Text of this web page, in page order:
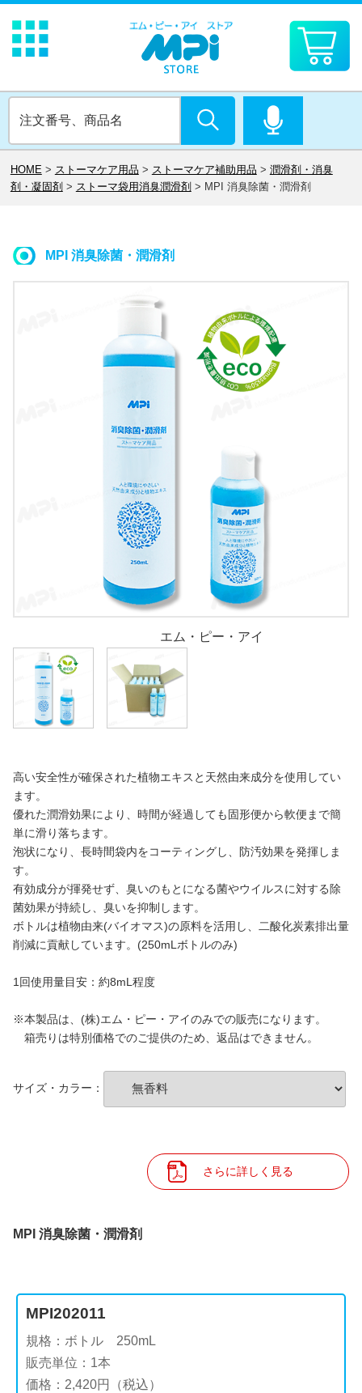
HOME > ストーマケア用品 > ストーマケア補助用品 > 潤滑剤・消臭
剤・凝固剤 > ストーマ袋用消臭潤滑剤 > MPI 消臭除菌・潤滑剤
MPI 消臭除菌・潤滑剤
エム・ピー・アイ
高い安全性が確保された植物エキスと天然由来成分を使用してい
ます。
優れた潤滑効果により、時間が経過しても固形便から軟便まで簡
単に滑り落ちます。
泡状になり、長時間袋内をコーティングし、防汚効果を発揮しま
す。
有効成分が揮発せず、臭いのもとになる菌やウイルスに対する除
菌効果が持続し、臭いを抑制します。
ボトルは植物由来(バイオマス)の原料を活用し、二酸化炭素排出量
削減に貢献しています。(250mLボトルのみ)
1回使用量目安：約8mL程度
※本製品は、(株)エム・ピー・アイのみでの販売になります。
箱売りは特別価格でのご提供のため、返品はできません。
サイズ・カラー：
さらに詳しく見る
MPI 消臭除菌・潤滑剤
MPI202011
規格：ボトル 250mL
販売単位：1本
価格：2,420円（税込）